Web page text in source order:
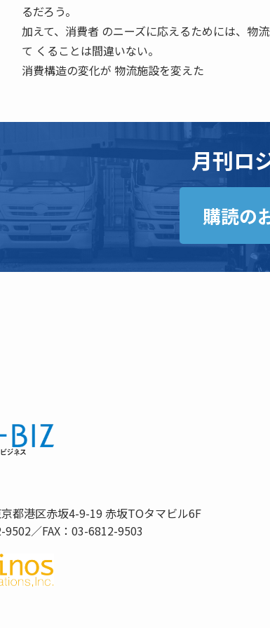
るだろう。
加えて、消費者 のニーズに応えるためには、物
て くることは間違いない。
消費構造の変化が 物流施設を変えた
月刊ロ
購読の
都港区赤坂4-9-19 赤坂TOタマビル6F
／FAX：03-6812-9503